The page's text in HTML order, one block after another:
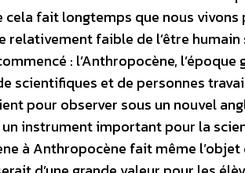
fait longtemps que nous vivons
faible de l’être humain
: l’Anthropocène, l’époque
scientifiques et de personnes
pour observer sous un nouvel
un instrument important pour la
à Anthropocène fait même l’objet